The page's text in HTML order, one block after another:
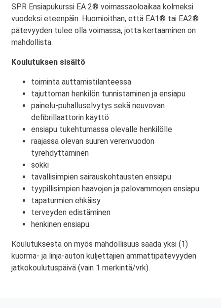
SPR Ensiapukurssi EA 2® voimassaoloaikaa kolmeksi
vuodeksi eteenpäin. Huomioithan, että EA1® tai EA2®
pätevyyden tulee olla voimassa, jotta kertaaminen on
mahdollista.
Koulutuksen sisältö
toiminta auttamistilanteessa
tajuttoman henkilön tunnistaminen ja ensiapu
painelu-puhalluselvytys sekä neuvovan
defibrillaattorin käyttö
ensiapu tukehtumassa olevalle henkilölle
raajassa olevan suuren verenvuodon
tyrehdyttäminen
sokki
tavallisimpien sairauskohtausten ensiapu
tyypillisimpien haavojen ja palovammojen ensiapu
tapaturmien ehkäisy
terveyden edistäminen
henkinen ensiapu
Koulutuksesta on myös mahdollisuus saada yksi (1)
kuorma- ja linja-auton kuljettajien ammattipätevyyden
jatkokoulutuspäivä (vain 1 merkintä/vrk).